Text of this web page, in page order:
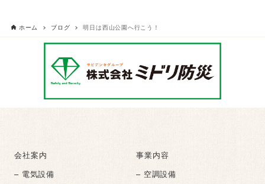
ホーム ブログ 明日は西山公園へ行こう！
会社案内
事業内容
– 電気設備
– 空調設備